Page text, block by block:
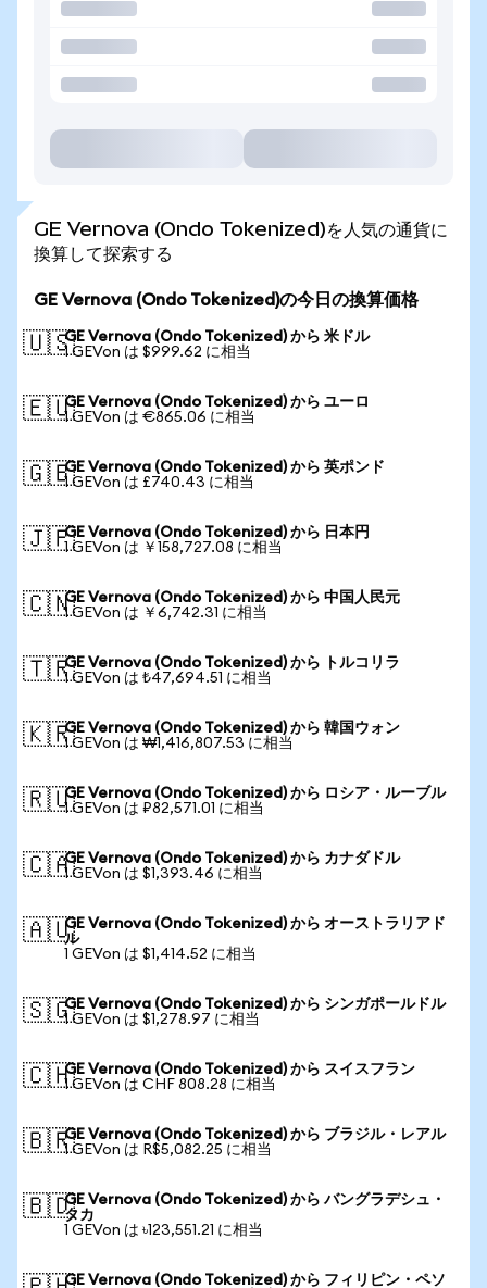
GE Vernova (Ondo Tokenized)を人気の通貨に
換算して探索する
GE Vernova (Ondo Tokenized)の今日の換算価格
🇺🇸GE Vernova (Ondo Tokenized) から 米ドル
1 GEVon は $999.62 に相当
🇪🇺GE Vernova (Ondo Tokenized) から ユーロ
1 GEVon は €865.06 に相当
🇬🇧GE Vernova (Ondo Tokenized) から 英ポンド
1 GEVon は £740.43 に相当
🇯🇵GE Vernova (Ondo Tokenized) から 日本円
1 GEVon は ￥158,727.08 に相当
🇨🇳GE Vernova (Ondo Tokenized) から 中国人民元
1 GEVon は ￥6,742.31 に相当
🇹🇷GE Vernova (Ondo Tokenized) から トルコリラ
1 GEVon は ₺47,694.51 に相当
🇰🇷GE Vernova (Ondo Tokenized) から 韓国ウォン
1 GEVon は ₩1,416,807.53 に相当
🇷🇺GE Vernova (Ondo Tokenized) から ロシア・ルーブル
1 GEVon は ₽82,571.01 に相当
🇨🇦GE Vernova (Ondo Tokenized) から カナダドル
1 GEVon は $1,393.46 に相当
🇦🇺GE Vernova (Ondo Tokenized) から オーストラリアド
ル
1 GEVon は $1,414.52 に相当
🇸🇬GE Vernova (Ondo Tokenized) から シンガポールドル
1 GEVon は $1,278.97 に相当
🇨🇭GE Vernova (Ondo Tokenized) から スイスフラン
1 GEVon は CHF 808.28 に相当
🇧🇷GE Vernova (Ondo Tokenized) から ブラジル・レアル
1 GEVon は R$5,082.25 に相当
🇧🇩GE Vernova (Ondo Tokenized) から バングラデシュ・
タカ
1 GEVon は ৳123,551.21 に相当
GE Vernova (Ondo Tokenized) から フィリピン・ペソ